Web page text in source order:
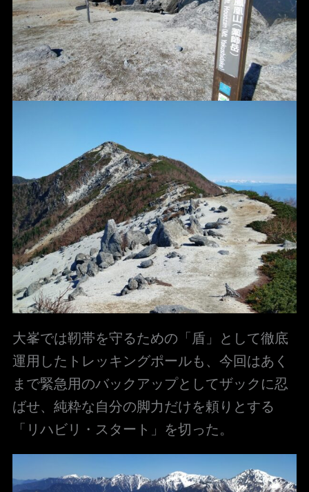
大峯では靭帯を守るための「盾」として徹底
運用したトレッキングポールも、今回はあく
まで緊急用のバックアップとしてザックに忍
ばせ、純粋な自分の脚力だけを頼りとする
「リハビリ・スタート」を切った。